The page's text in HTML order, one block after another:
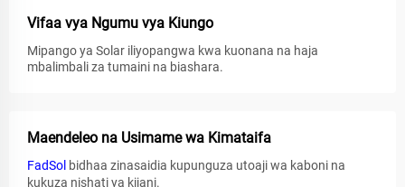
Vifaa vya Ngumu vya Kiungo
Mipango ya Solar iliyopangwa kwa kuonana na haja
mbalimbali za tumaini na biashara.
Maendeleo na Usimame wa Kimataifa
FadSol bidhaa zinasaidia kupunguza utoaji wa kaboni na
kukuza nishati ya kijani.